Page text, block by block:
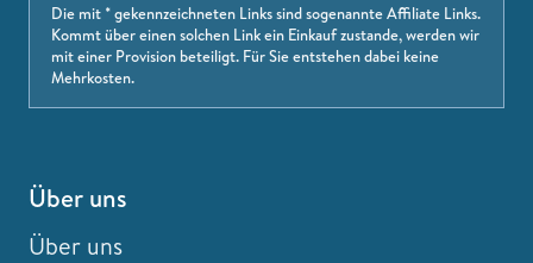
Die mit * gekennzeichneten Links sind sogenannte Affiliate Links.
Kommt über einen solchen Link ein Einkauf zustande, werden wir
mit einer Provision beteiligt. Für Sie entstehen dabei keine
Mehrkosten.
Über uns
Über uns